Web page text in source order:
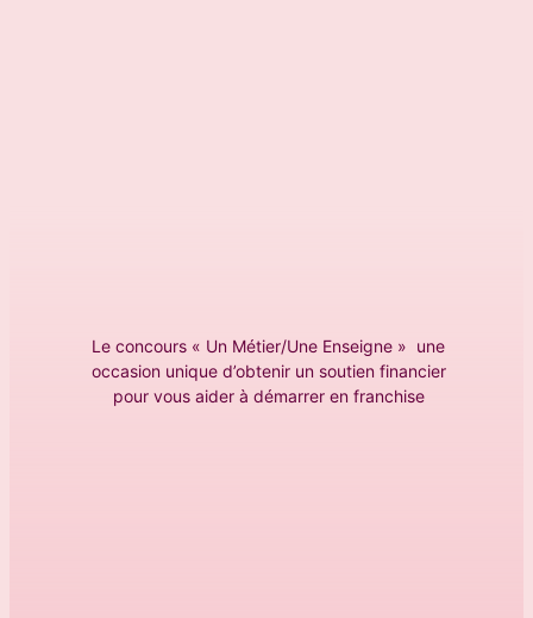
Le concours « Un Métier/Une Enseigne » une
occasion unique d’obtenir un soutien financier
pour vous aider à démarrer en franchise